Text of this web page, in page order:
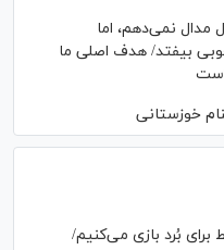
مدال نمی‌دهم، اما
خوبی بیفتد/ هدف اصلی ما
خوزستانی
بُرد بازی می‌کنیم/